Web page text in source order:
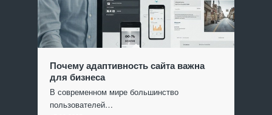
Почему адаптивность сайта важна
для бизнеса
В современном мире большинство
пользователей…